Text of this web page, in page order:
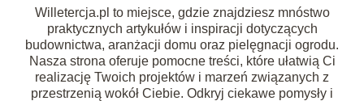
Willetercja.pl to miejsce, gdzie znajdziesz mnóstwo
praktycznych artykułów i inspiracji dotyczących
budownictwa, aranżacji domu oraz pielęgnacji ogrodu.
Nasza strona oferuje pomocne treści, które ułatwią Ci
realizację Twoich projektów i marzeń związanych z
przestrzenią wokół Ciebie. Odkryj ciekawe pomysły i